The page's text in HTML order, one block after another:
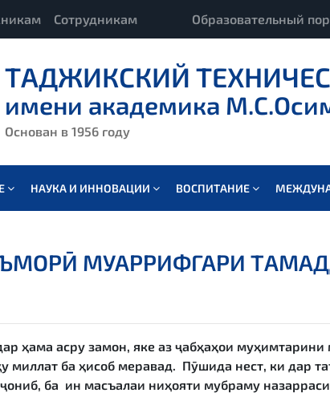
Сотрудникам Образовательный
ТАДЖИКСКИЙ
имени академика
Основан в 1956 году
НАУКА И ИННОВАЦИИ ВОСПИТАНИЕ
МУАРРИФГАРИ
ҳама асру замон, яке аз ҷабҳаҳои
миллат ба ҳисоб меравад. Пӯшида нест, ки дар
ба ин масъалаи ниҳояти мубраму